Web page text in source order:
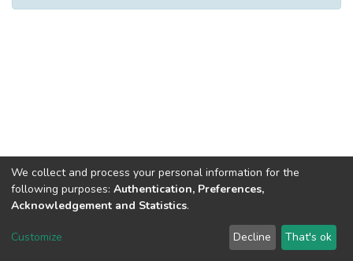
Dspace & Volodymyr Dahl East Ukrainian National University
LYRASIS
Send Feedback
We collect and process your personal information for the
following purposes: Authentication, Preferences,
Acknowledgement and Statistics.
Customize Decline That's ok